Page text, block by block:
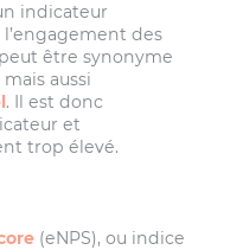
indicateur
des
être synonyme
aussi
. Il est donc
et
trop élevé.
(eNPS), ou indice